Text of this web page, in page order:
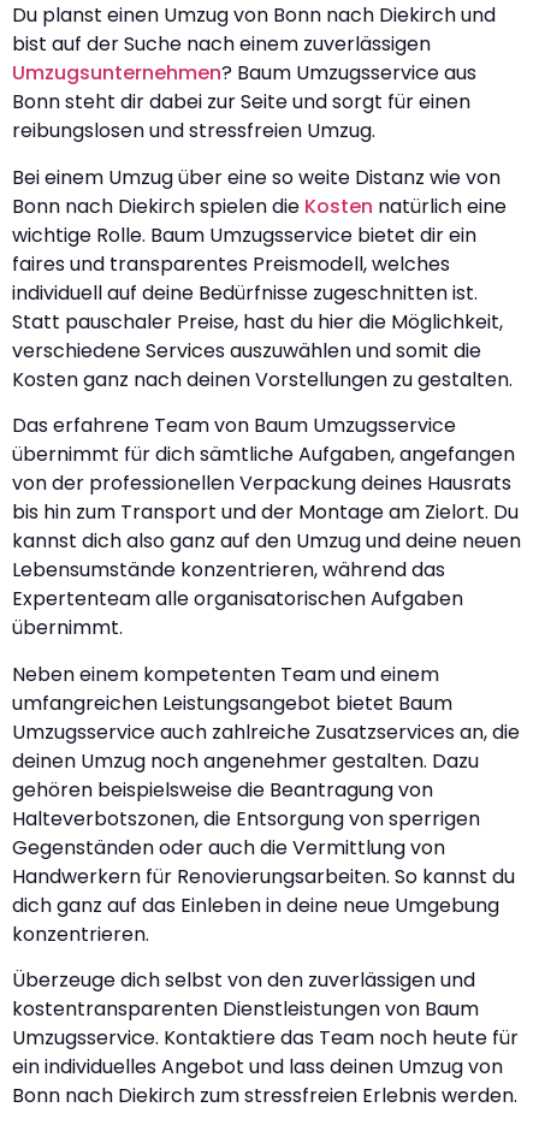
Du planst einen Umzug von Bonn nach Diekirch und
bist auf der Suche nach einem zuverlässigen
Umzugsunternehmen? Baum Umzugsservice aus
Bonn steht dir dabei zur Seite und sorgt für einen
reibungslosen und stressfreien Umzug.
Bei einem Umzug über eine so weite Distanz wie von
Bonn nach Diekirch spielen die Kosten natürlich eine
wichtige Rolle. Baum Umzugsservice bietet dir ein
faires und transparentes Preismodell, welches
individuell auf deine Bedürfnisse zugeschnitten ist.
Statt pauschaler Preise, hast du hier die Möglichkeit,
verschiedene Services auszuwählen und somit die
Kosten ganz nach deinen Vorstellungen zu gestalten.
Das erfahrene Team von Baum Umzugsservice
übernimmt für dich sämtliche Aufgaben, angefangen
von der professionellen Verpackung deines Hausrats
bis hin zum Transport und der Montage am Zielort. Du
kannst dich also ganz auf den Umzug und deine neuen
Lebensumstände konzentrieren, während das
Expertenteam alle organisatorischen Aufgaben
übernimmt.
Neben einem kompetenten Team und einem
umfangreichen Leistungsangebot bietet Baum
Umzugsservice auch zahlreiche Zusatzservices an, die
deinen Umzug noch angenehmer gestalten. Dazu
gehören beispielsweise die Beantragung von
Halteverbotszonen, die Entsorgung von sperrigen
Gegenständen oder auch die Vermittlung von
Handwerkern für Renovierungsarbeiten. So kannst du
dich ganz auf das Einleben in deine neue Umgebung
konzentrieren.
Überzeuge dich selbst von den zuverlässigen und
kostentransparenten Dienstleistungen von Baum
Umzugsservice. Kontaktiere das Team noch heute für
ein individuelles Angebot und lass deinen Umzug von
Bonn nach Diekirch zum stressfreien Erlebnis werden.